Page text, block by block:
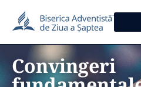
Convingeri